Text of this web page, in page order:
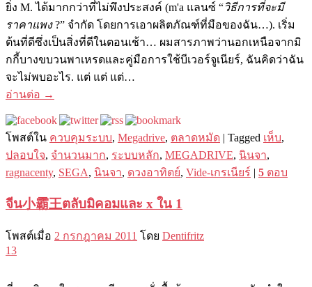
ยิ่ง M. ได้มากกว่าที่ไม่พึงประสงค์ (m'a แลนซ์ “วิธีการที่จะมี
ราคาแพง?” จำกัด โดยการเอาผลิตภัณฑ์ที่มือของฉัน…). เริ่ม
ต้นที่ดีซึ่งเป็นสิ่งที่ดีในตอนเช้า… ผมสารภาพว่านอกเหนือจากมิ
กกี้บางขบวนพาเหรดและคู่มือการใช้บีเวอร์จูเนียร์, ฉันคิดว่าฉัน
จะไม่พบอะไร. แต่ แต่ แต่…
อ่านต่อ →
โพสต์ใน ควบคุมระบบ, Megadrive, ตลาดหมัด | Tagged เห็บ,
ปลอบใจ, จำนวนมาก, ระบบหลัก, MEGADRIVE, นินจา,
ragnacenty, SEGA, นินจา, ดวงอาทิตย์, Vide-เกรเนียร์ | 5 ตอบ
จีน小霸王ตลับมิคอมและ x ใน 1
โพสต์เมื่อ 2 กรกฎาคม 2011 โดย Dentifritz
13